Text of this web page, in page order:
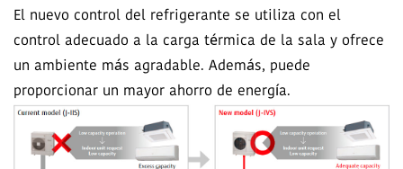
El nuevo control del refrigerante se utiliza con el
control adecuado a la carga térmica de la sala y ofrece
un ambiente más agradable. Además, puede
proporcionar un mayor ahorro de energía.